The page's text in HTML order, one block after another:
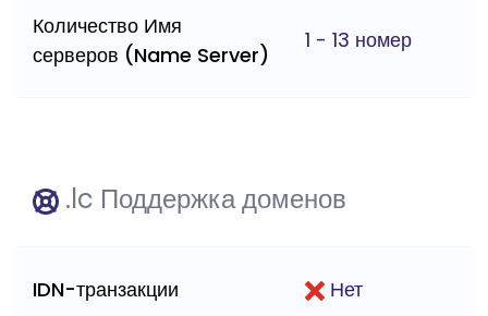
Количество Имя
серверов (Name Server)
1 - 13 номер
.lc Поддержка доменов
IDN-транзакции Нет